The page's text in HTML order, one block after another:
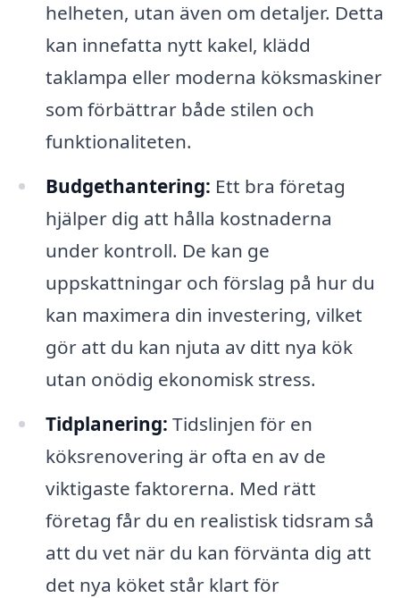
helheten, utan även om detaljer. Detta
kan innefatta nytt kakel, klädd
taklampa eller moderna köksmaskiner
som förbättrar både stilen och
funktionaliteten.
Budgethantering: Ett bra företag
hjälper dig att hålla kostnaderna
under kontroll. De kan ge
uppskattningar och förslag på hur du
kan maximera din investering, vilket
gör att du kan njuta av ditt nya kök
utan onödig ekonomisk stress.
Tidplanering: Tidslinjen för en
köksrenovering är ofta en av de
viktigaste faktorerna. Med rätt
företag får du en realistisk tidsram så
att du vet när du kan förvänta dig att
det nya köket står klart för